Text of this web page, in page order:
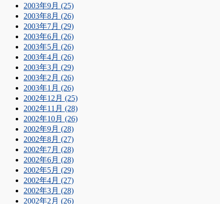
2003年9月 (25)
2003年8月 (26)
2003年7月 (29)
2003年6月 (26)
2003年5月 (26)
2003年4月 (26)
2003年3月 (29)
2003年2月 (26)
2003年1月 (26)
2002年12月 (25)
2002年11月 (28)
2002年10月 (26)
2002年9月 (28)
2002年8月 (27)
2002年7月 (28)
2002年6月 (28)
2002年5月 (29)
2002年4月 (27)
2002年3月 (28)
2002年2月 (26)